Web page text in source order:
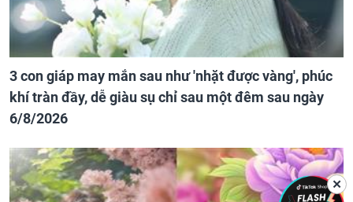
3 con giáp may mắn sau như 'nhặt được vàng', phúc
khí tràn đầy, dễ giàu sụ chỉ sau một đêm sau ngày
6/8/2026
✕